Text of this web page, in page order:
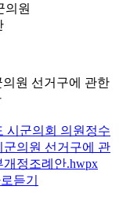
의원
원 선거구에 관한
시군의회 의원정수
군의원 선거구에 관
개정조례안.hwpx
듣기